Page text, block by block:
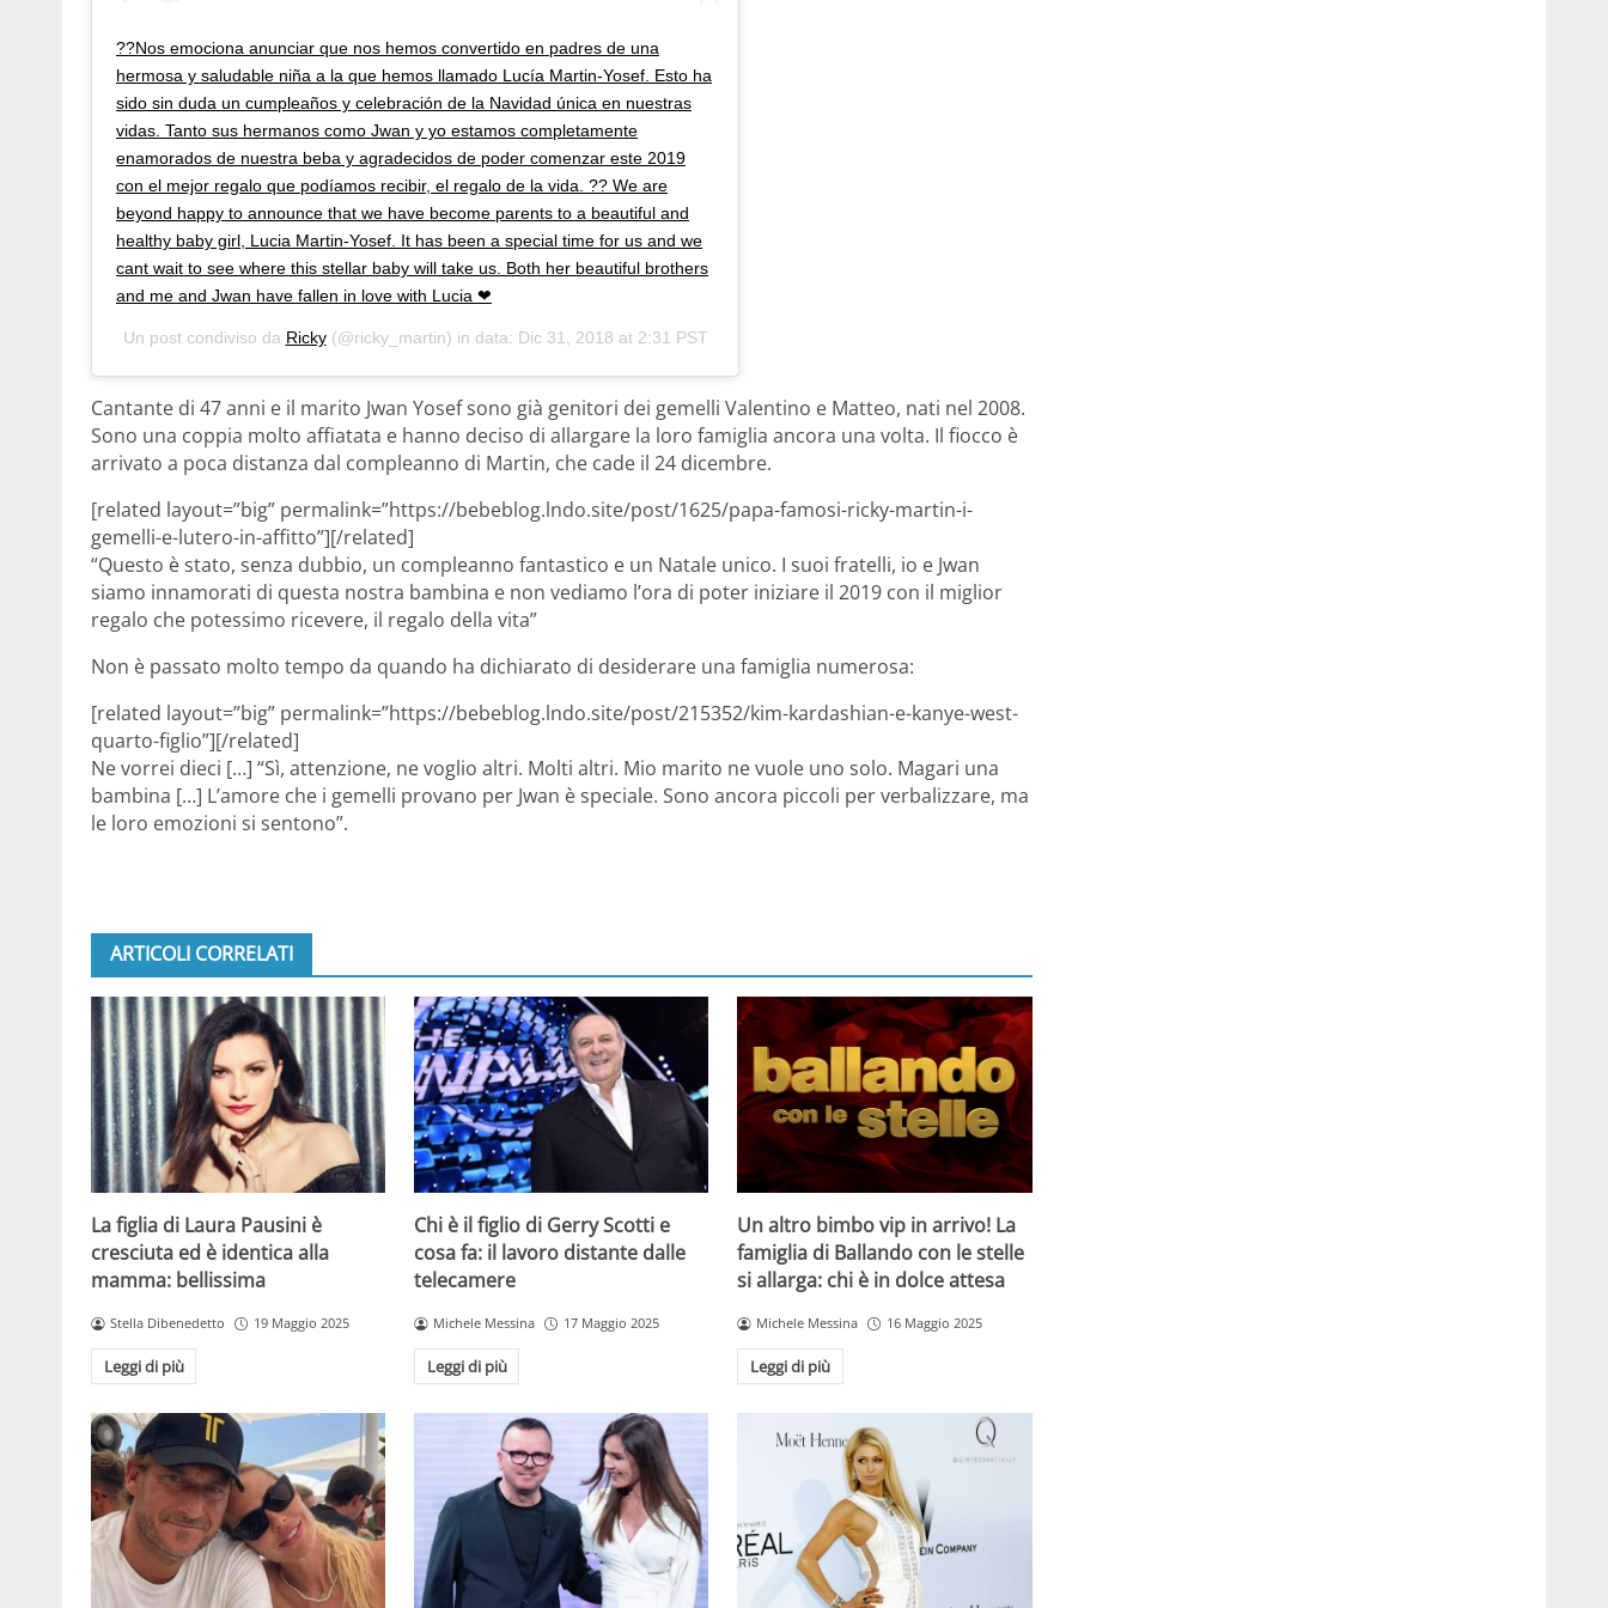
??Nos emociona anunciar que nos hemos convertido en padres de una
hermosa y saludable niña a la que hemos llamado Lucía Martin-Yosef. Esto ha
sido sin duda un cumpleaños y celebración de la Navidad única en nuestras
vidas. Tanto sus hermanos como Jwan y yo estamos completamente
enamorados de nuestra beba y agradecidos de poder comenzar este 2019
con el mejor regalo que podíamos recibir, el regalo de la vida. ?? We are
beyond happy to announce that we have become parents to a beautiful and
healthy baby girl, Lucia Martin-Yosef. It has been a special time for us and we
cant wait to see where this stellar baby will take us. Both her beautiful brothers
and me and Jwan have fallen in love with Lucia ❤
Un post condiviso da Ricky(@ricky_martin) in data: Dic 31, 2018 at 2:31 PST
Cantante di 47 anni e il marito Jwan Yosef sono già genitori dei gemelli Valentino e Matteo, nati nel 2008.
Sono una coppia molto affiatata e hanno deciso di allargare la loro famiglia ancora una volta. Il fiocco è
arrivato a poca distanza dal compleanno di Martin, che cade il 24 dicembre.
[related layout=”big” permalink=”https://bebeblog.lndo.site/post/1625/papa-famosi-ricky-martin-i-
gemelli-e-lutero-in-affitto”][/related]
“Questo è stato, senza dubbio, un compleanno fantastico e un Natale unico. I suoi fratelli, io e Jwan
siamo innamorati di questa nostra bambina e non vediamo l’ora di poter iniziare il 2019 con il miglior
regalo che potessimo ricevere, il regalo della vita”
Non è passato molto tempo da quando ha dichiarato di desiderare una famiglia numerosa:
[related layout=”big” permalink=”https://bebeblog.lndo.site/post/215352/kim-kardashian-e-kanye-west-
quarto-figlio”][/related]
Ne vorrei dieci […] “Sì, attenzione, ne voglio altri. Molti altri. Mio marito ne vuole uno solo. Magari una
bambina […] L’amore che i gemelli provano per Jwan è speciale. Sono ancora piccoli per verbalizzare, ma
le loro emozioni si sentono”.
ARTICOLI CORRELATI
La figlia di Laura Pausini è
cresciuta ed è identica alla
mamma: bellissima
Stella Dibenedetto 19 Maggio 2025
Leggi di più
Chi è il figlio di Gerry Scotti e
cosa fa: il lavoro distante dalle
telecamere
Michele Messina 17 Maggio 2025
Leggi di più
Un altro bimbo vip in arrivo! La
famiglia di Ballando con le stelle
si allarga: chi è in dolce attesa
Michele Messina 16 Maggio 2025
Leggi di più